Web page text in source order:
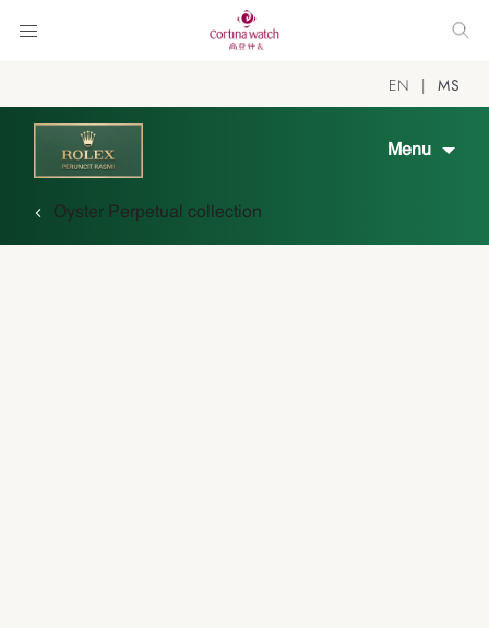
EN MS
Menu
Oyster Perpetual collection